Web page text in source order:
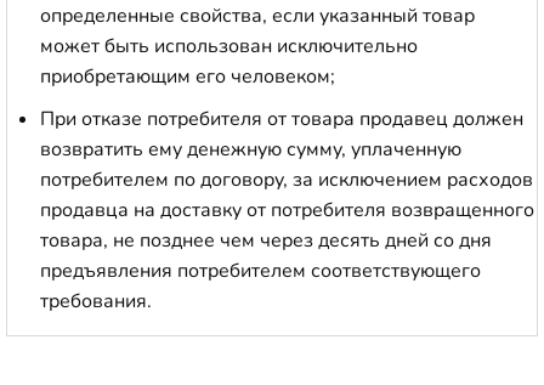
определенные свойства, если указанный товар
может быть использован исключительно
приобретающим его человеком;
При отказе потребителя от товара продавец должен
возвратить ему денежную сумму, уплаченную
потребителем по договору, за исключением расходов
продавца на доставку от потребителя возвращенного
товара, не позднее чем через десять дней со дня
предъявления потребителем соответствующего
требования.